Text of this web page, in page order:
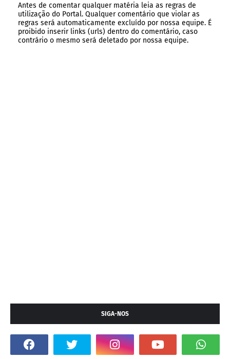
Antes de comentar qualquer matéria leia as regras de
utilização do Portal. Qualquer comentário que violar as
regras será automaticamente excluído por nossa equipe. É
proibido inserir links (urls) dentro do comentário, caso
contrário o mesmo será deletado por nossa equipe.
SIGA-NOS